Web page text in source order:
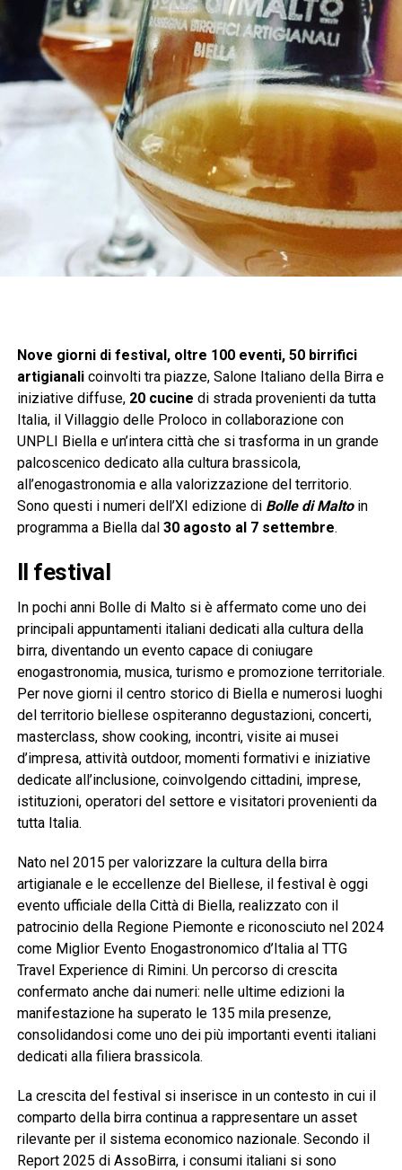
Nove giorni di festival, oltre 100 eventi, 50 birrifici
artigianalicoinvolti tra piazze, Salone Italiano della Birra e
iniziative diffuse,20 cucine di strada provenienti da tutta
Italia, il Villaggio delle Proloco in collaborazione con
UNPLI Biella e un’intera città che si trasforma in un grande
palcoscenico dedicato alla cultura brassicola,
all’enogastronomia e alla valorizzazione del territorio.
Sono questi i numeri dell’XI edizione di Bolle di Maltoin
programma a Biella dal 30 agosto al 7 settembre.
Il festival
In pochi anni Bolle di Malto si è affermato come uno dei
principali appuntamenti italiani dedicati alla cultura della
birra, diventando un evento capace di coniugare
enogastronomia, musica, turismo e promozione territoriale.
Per nove giorni il centro storico di Biella e numerosi luoghi
del territorio biellese ospiteranno degustazioni, concerti,
masterclass, show cooking, incontri, visite ai musei
d’impresa, attività outdoor, momenti formativi e iniziative
dedicate all’inclusione, coinvolgendo cittadini, imprese,
istituzioni, operatori del settore e visitatori provenienti da
tutta Italia.
Nato nel 2015 per valorizzare la cultura della birra
artigianale e le eccellenze del Biellese, il festival è oggi
evento ufficiale della Città di Biella, realizzato con il
patrocinio della Regione Piemonte e riconosciuto nel 2024
come Miglior Evento Enogastronomico d’Italia al TTG
Travel Experience di Rimini. Un percorso di crescita
confermato anche dai numeri: nelle ultime edizioni la
manifestazione ha superato le 135 mila presenze,
consolidandosi come uno dei più importanti eventi italiani
dedicati alla filiera brassicola.
La crescita del festival si inserisce in un contesto in cui il
comparto della birra continua a rappresentare un asset
rilevante per il sistema economico nazionale. Secondo il
Report 2025 di AssoBirra, i consumi italiani si sono